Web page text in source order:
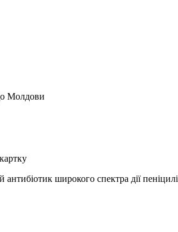
Молдови
широкого спектра дії